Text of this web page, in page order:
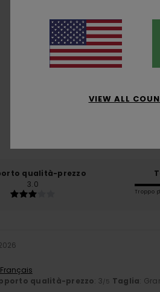
Punteggio
4.0
qualità-prezzo
3.0
Troppo
qualità-prezzo: 3/5 Taglia:
VIEW ALL